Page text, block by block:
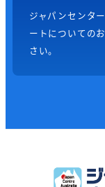
ジャパンセンタ
ートについての
さい。